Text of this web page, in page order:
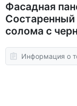
Фасадная
Состаренный
солома с
Информация о